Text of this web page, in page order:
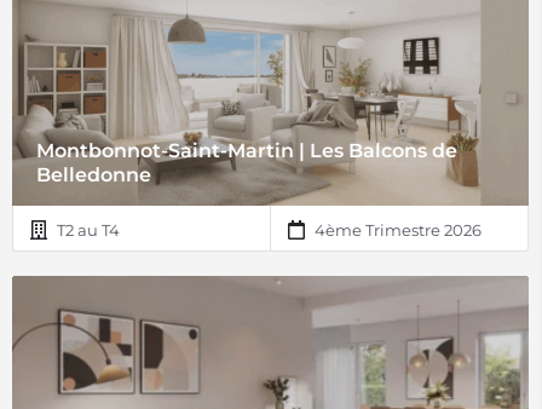
Montbonnot-Saint-Martin | Les Balcons de
Belledonne
T2 au T4 4ème Trimestre 2026